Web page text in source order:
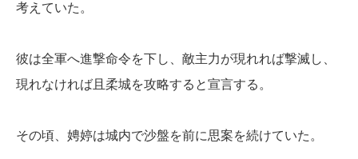
考えていた。
彼は全軍へ進撃命令を下し、敵主力が現れれば撃滅し、
現れなければ且柔城を攻略すると宣言する。
その頃、娉婷は城内で沙盤を前に思案を続けていた。